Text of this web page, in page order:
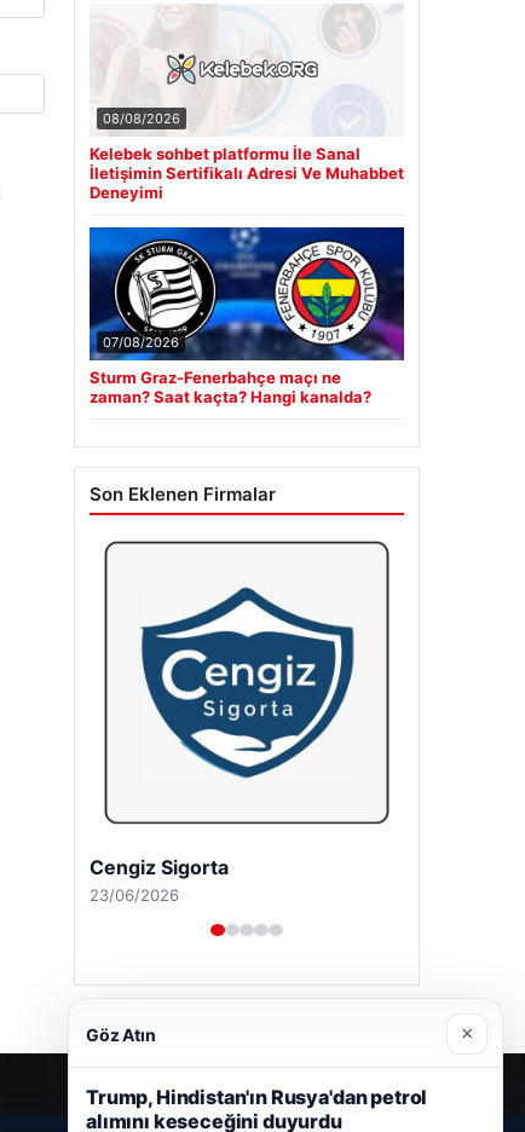
08/08/2026
Kelebek sohbet platformu İle Sanal
İletişimin Sertifikalı Adresi Ve Muhabbet
Deneyimi
07/08/2026
Sturm Graz-Fenerbahçe maçı ne
zaman? Saat kaçta? Hangi kanalda?
Son Eklenen Firmalar
Hastaş Beton
26/05/2026
Göz Atın ×
Trump, Hindistan'ın Rusya'dan petrol
alımını keseceğini duyurdu